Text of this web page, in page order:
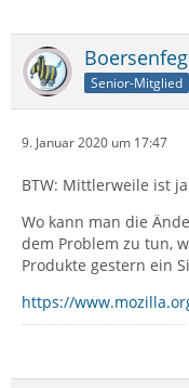
Senior-Mitglied
9. Januar 2020 um 17:47
BTW: Mittlerweile ist
Wo kann man die
dem Problem zu tun,
Produkte gestern ein
https://